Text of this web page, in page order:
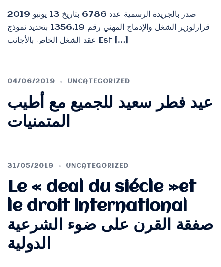
صدر بالجريدة الرسمية عدد 6786 بتاريخ 13 يونيو 2019
قرارلوزير الشغل والإدماج المهني رقم 1356.19 بتحديد نموذج
عقد الشغل الخاص بالأجانب Est […]
04/06/2019 UNCATEGORIZED
عيد فطر سعيد للجميع مع أطيب
المتمنيات
31/05/2019 UNCATEGORIZED
Le « deal du siécle »et
le droit international
صفقة القرن على ضوء الشرعية
الدولية